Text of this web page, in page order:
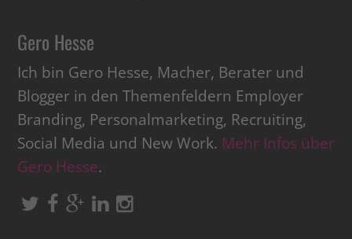
Gero Hesse
Ich bin Gero Hesse, Macher, Berater und
Blogger in den Themenfeldern Employer
Branding, Personalmarketing, Recruiting,
Social Media und New Work. Mehr Infos über
Gero Hesse.